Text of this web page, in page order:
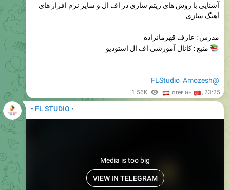
آشنایی با روش های ریتم سازی در اف ال و سایر نرم افزار های
آهنگ سازی
مدرس : عارف قهرمانزاده
منبع : کانال آموزشی اف ال استودیو
@FLStudio_Amozesh
1.56K αreғ ɢн , 23:25
• FL STUDIO •
Media is too big
VIEW IN TELEGRAM